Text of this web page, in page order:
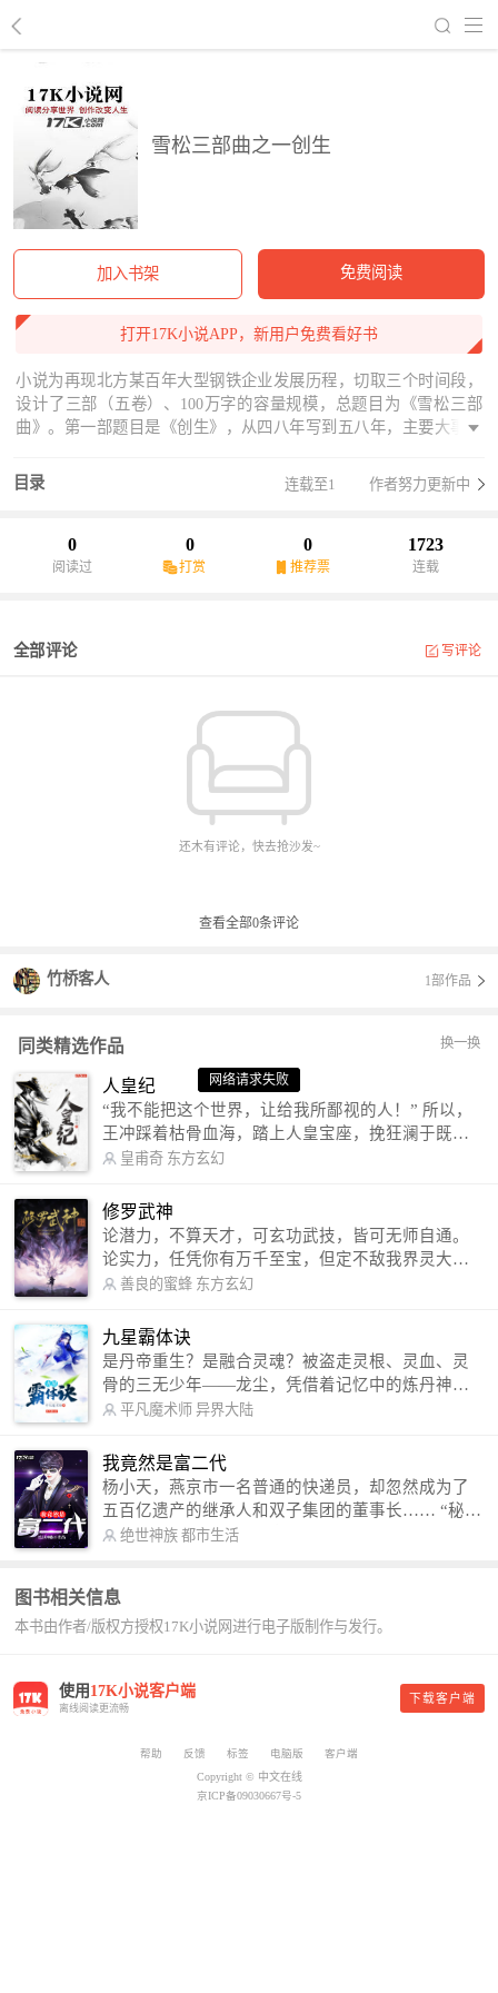
雪松三部曲之一创生
加入书架 免费阅读
打开17K小说APP，新用户免费看好书
小说为再现北方某百年大型钢铁企业发展历程，切取三个时间段，
设计了三部（五卷）、100万字的容量规模，总题目为《雪松三部
曲》。第一部题目是《创生》，从四八年写到五八年，主要大事件
改善计划经济体制弊端的尝试，实行“基建投资大包干”。
目录 连载至1 作者努力更新中
0
阅读过
0
打赏
0
推荐票
1723
连载
全部评论 写评论
还木有评论，快去抢沙发~
查看全部0条评论
竹桥客人 1部作品
同类精选作品 换一换
人皇纪
“我不能把这个世界，让给我所鄙视的人！” 所以，
王冲踩着枯骨血海，踏上人皇宝座，挽狂澜于既
倒，扶大厦之将倾，成就了一段无上的传说！ 微信
微博：皇甫奇（地址：http://weibo.com/u/25284575
87） QQ交流群：320238210【普通群】 574501330
【VIP订阅群】 欢迎大家关注。
皇甫奇 东方玄幻
修罗武神
论潜力，不算天才，可玄功武技，皆可无师自通。
论实力，任凭你有万千至宝，但定不敌我界灵大
军。 我是谁？天下众生视我为修罗，却不知，我以
信公众号：善良的蜜蜂后援会）
善良的蜜蜂 东方玄幻
九星霸体诀
是丹帝重生？是融合灵魂？被盗走灵根、灵血、灵
骨的三无少年——龙尘，凭借着记忆中的炼丹神
术，修行神秘功法九星霸体诀，拨开重重迷雾，解
勾搭各色美女，镇压恶鬼邪神。 江湖传闻：龙
尘一到，地吼天啸。龙尘一出，鬼泣神哭。 本
故事纯属虚构，如有雷同，那就是真事儿，想要对
号入座，抓紧时间进群：487963015 微信公众号：
平凡魔术师,或者搜索：pingfanmoshushi1982,公众
平凡魔术师 异界大陆
我竟然是富二代
杨小天，燕京市一名普通的快递员，却忽然成为了
五百亿遗产的继承人和双子集团的董事长…… “秘
书，给我定制一套百亿富翁的吃喝住行标准！” “好
呢？” “回杨总，开车太堵，已经给你安排了直升
机。” 从此，开启杨小天的百亿富翁之旅，只有他不
绝世神族 都市生活
图书相关信息
本书由作者/版权方授权17K小说网进行电子版制作与发行。
使用 17K小说客户端
离线阅读更流畅
下载客户端
帮助 反馈 标签 电脑版
客户端
Copyright © 中文在线
京ICP备09030667号-5
网络请求失败
网络请求失败
网络请求失败